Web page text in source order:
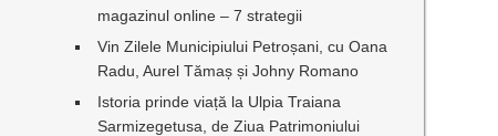
magazinul online – 7 strategii
Vin Zilele Municipiului Petroșani, cu Oana
Radu, Aurel Tămaș și Johny Romano
Istoria prinde viață la Ulpia Traiana
Sarmizegetusa, de Ziua Patrimoniului